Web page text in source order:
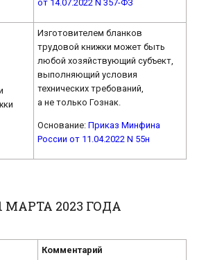
от 14.07.2022 N 357-ФЗ
Изготовителем бланков
трудовой книжки может быть
любой хозяйствующий субъект,
выполняющий условия
технических требований,
а не только Гознак.
Основание:Приказ Минфина
России от 11.04.2022 N 55н
2023 ГОДА
Комментарий